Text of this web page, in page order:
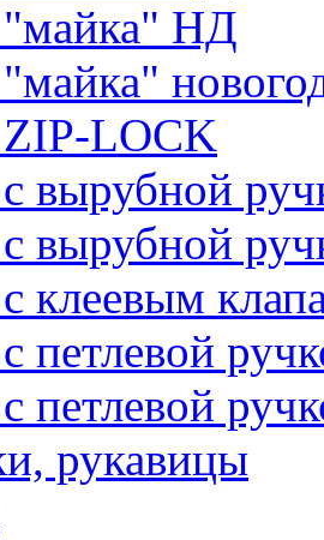
НД
LOCK
вырубной
вырубной
клеевым
петлевой
петлевой
рукавицы